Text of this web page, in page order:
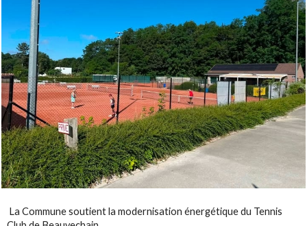
La Commune soutient la modernisation énergétique du Tennis